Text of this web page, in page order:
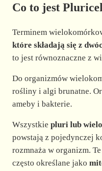
Co to jest
Terminem
które składają się z
to jest równoznaczne z
Do organizmów
rośliny i algi brunatne.
ameby i bakterie.
Wszystkie pluri lub
powstają z pojedynczej
rozmnaża w organizm.
często określane jako